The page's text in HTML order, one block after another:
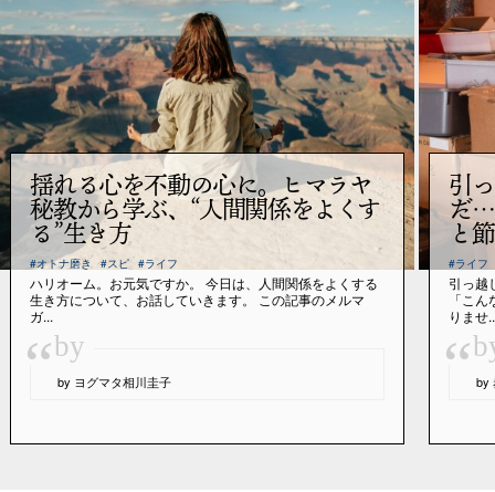
揺れる心を不動の心に。ヒマラヤ
秘教から学ぶ、“人間関係をよくす
る”生き方
#オトナ磨き #スピ #ライフ
ハリオーム。お元気ですか。 今日は、人間関係をよくする
生き方について、お話していきます。 この記事のメルマ
ガ...
“by
by ヨグマタ相川圭子
引
だ…
と
#ライフ
引っ越
「こ
りませ
“ by